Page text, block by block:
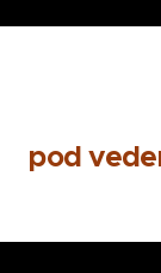
pod